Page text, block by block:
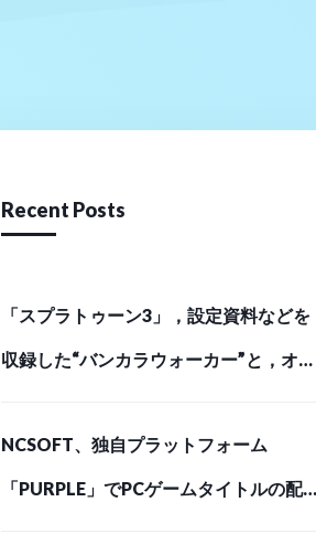
Recent Posts
「スプラトゥーン3」，設定資料などを
収録した“バンカラウォーカー”と，オリ
日に発売決定
NCSOFT、独自プラットフォーム
「PURPLE」でPCゲームタイトルの配